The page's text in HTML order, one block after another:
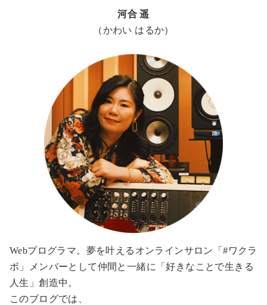
河合 遥
（かわい はるか）
Webプログラマ。夢を叶えるオンラインサロン「#ワクラ
ボ」メンバーとして仲間と一緒に「好きなことで生きる
人生」創造中。
このブログでは、